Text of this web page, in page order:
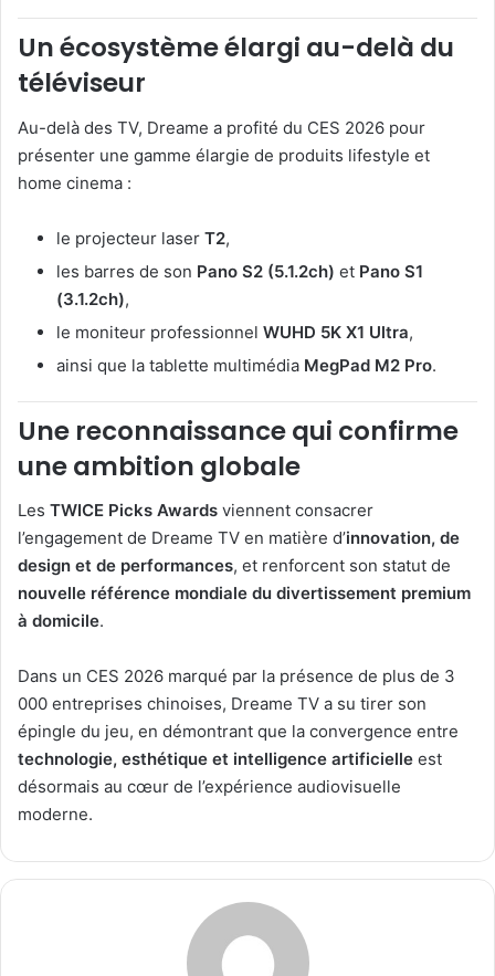
Un écosystème élargi au-delà du
téléviseur
Au-delà des TV, Dreame a profité du CES 2026 pour
présenter une gamme élargie de produits lifestyle et
home cinema :
le projecteur laser T2,
les barres de son Pano S2 (5.1.2ch) et Pano S1
(3.1.2ch),
le moniteur professionnel WUHD 5K X1 Ultra,
ainsi que la tablette multimédia MegPad M2 Pro.
Une reconnaissance qui confirme
une ambition globale
Les TWICE Picks Awards viennent consacrer
l’engagement de Dreame TV en matière d’innovation, de
design et de performances, et renforcent son statut de
nouvelle référence mondiale du divertissement premium
à domicile.
Dans un CES 2026 marqué par la présence de plus de 3
000 entreprises chinoises, Dreame TV a su tirer son
épingle du jeu, en démontrant que la convergence entre
technologie, esthétique et intelligence artificielle est
désormais au cœur de l’expérience audiovisuelle
moderne.